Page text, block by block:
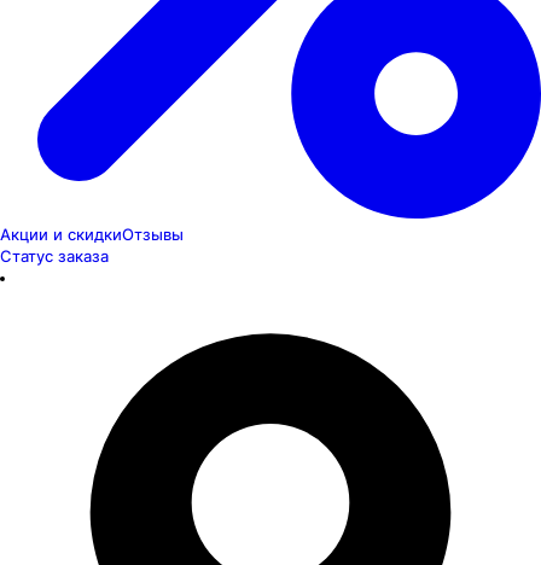
Акции и скидкиОтзывы
Статус заказа